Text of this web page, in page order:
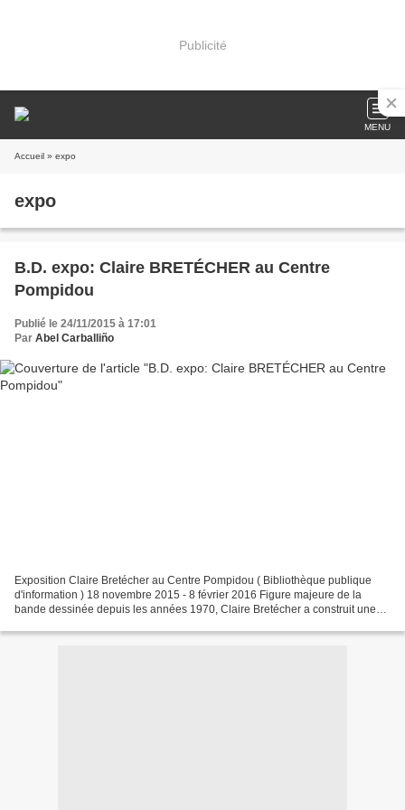
Publicité
MENU
Accueil » expo
expo
B.D. expo: Claire BRETÉCHER au Centre
Pompidou
Publié le 24/11/2015 à 17:01
Par Abel Carballiño
Exposition Claire Bretécher au Centre Pompidou ( Bibliothèque publique
d'information ) 18 novembre 2015 - 8 février 2016 Figure majeure de la
bande dessinée depuis les années 1970, Claire Bretécher a construit une